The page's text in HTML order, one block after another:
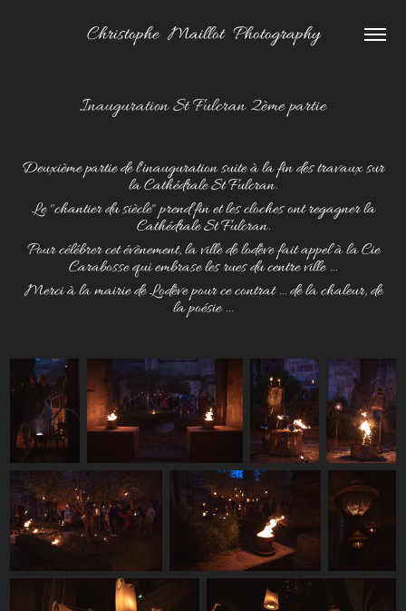
Christophe  Maillot  Photography
Inauguration St Fulcran 2ème partie
Deuxième partie de l'inauguration suite à la fin des travaux sur
la Cathédrale St Fulcran.
Le "chantier du siècle" prend fin et les cloches ont regagner la
Cathédrale St Fulcran.
Pour célébrer cet évènement, laville de lodèvefait appel à laCie
Carabossequi embrase les rues du centre ville ...
Merci à la mairie de Lodève pour ce contrat ... de la chaleur, de
la poésie ...